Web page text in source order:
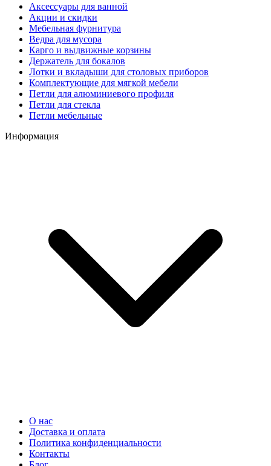
Аксессуары для ванной
Акции и скидки
Мебельная фурнитура
Ведра для мусора
Карго и выдвижные корзины
Держатель для бокалов
Лотки и вкладыши для столовых приборов
Комплектующие для мягкой мебели
Петли для алюминиевого профиля
Петли для стекла
Петли мебельные
Информация
О нас
Доставка и оплата
Политика конфиденциальности
Контакты